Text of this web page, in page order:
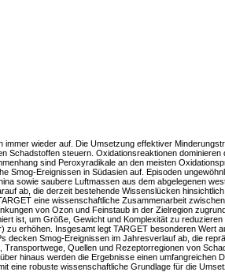
wieder auf. Die Umsetzung effektiver
Schadstoffen steuern. Oxidationsreaktionen dominieren
sind Peroxyradikale an den meisten
Smog-Ereignissen in Südasien auf. Episoden
sowie saubere Luftmassen aus dem abgelegenen
ab, die derzeit bestehende Wissenslücken
eine wissenschaftliche Zusammenarbeit
von Ozon und Feinstaub in der Zielregion
ist, um Größe, Gewicht und Komplexität zu reduzieren
erhöhen. Insgesamt legt TARGET besonderen Wert
decken Smog-Ereignissen im Jahresverlauf ab, die
Quellen und Rezeptorregionen von
hinaus werden die Ergebnisse einen umfangreichen
eine robuste wissenschaftliche Grundlage für die